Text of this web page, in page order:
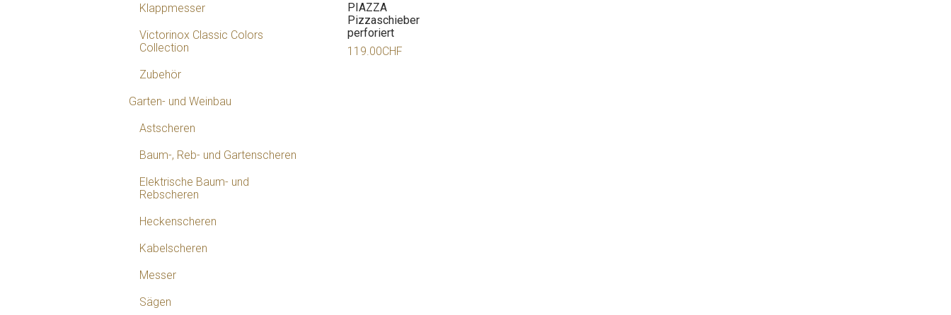
PIAZZA
Pizzaschieber
perforiert
119.00CHF
Klappmesser
Victorinox Classic Colors
Collection
Zubehör
Garten- und Weinbau
Astscheren
Baum-, Reb- und Gartenscheren
Elektrische Baum- und
Rebscheren
Heckenscheren
Kabelscheren
Messer
Sägen